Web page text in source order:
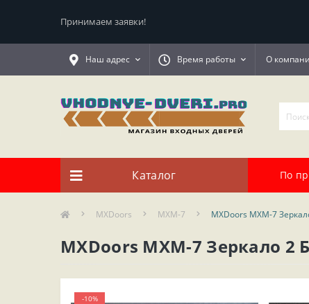
Принимаем заявки!
Наш адрес Время работы О
Каталог По
MXDoors MXM-7 MXDoors MXM-7
MXDoors MXM-7 Зеркало
-10%